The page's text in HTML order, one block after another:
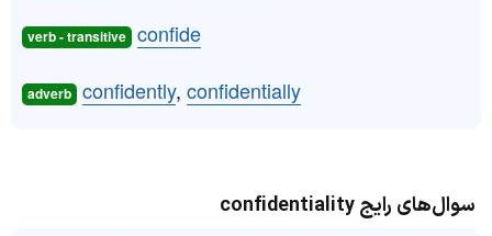
verb - transitive confide
adverb confidently, confidentially
سوال‌های رایج confidentiality